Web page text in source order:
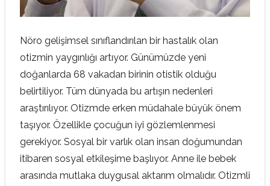
Nöro gelişimsel sınıflandırılan bir hastalık olan
otizmin yaygınlığı artıyor. Günümüzde yeni
doğanlarda 68 vakadan birinin otistik olduğu
belirtiliyor. Tüm dünyada bu artışın nedenleri
araştırılıyor. Otizmde erken müdahale büyük önem
taşıyor. Özellikle çocuğun iyi gözlemlenmesi
gerekiyor. Sosyal bir varlık olan insan doğumundan
itibaren sosyal etkileşime başlıyor. Anne ile bebek
arasında mutlaka duygusal aktarım olmalıdır. Otizmli